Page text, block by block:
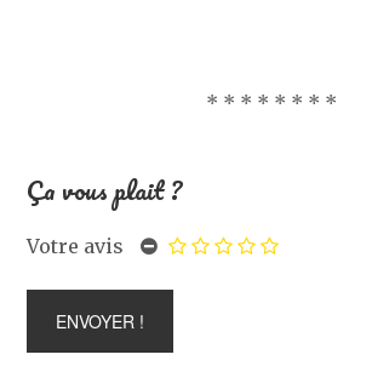
* * * * * * * *
Ça vous plait ?
Votre avis